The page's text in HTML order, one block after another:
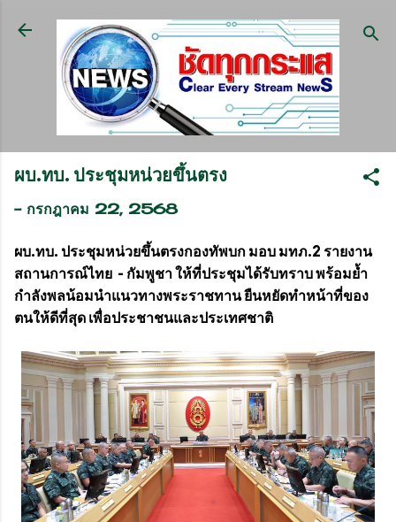
ข้ามไปที่เนื้อหาหลัก
ผบ.ทบ. ประชุมหน่วยขึ้นตรง
- กรกฎาคม 22, 2568
ผบ.ทบ. ประชุมหน่วยขึ้นตรงกองทัพบก มอบ มทภ.2 รายงาน
สถานการณ์ไทย - กัมพูชา ให้ที่ประชุมได้รับทราบ พร้อมย้ำ
กำลังพลน้อมนำแนวทางพระราชทาน ยืนหยัดทำหน้าที่ของ
ตนให้ดีที่สุด เพื่อประชาชนและประเทศชาติ